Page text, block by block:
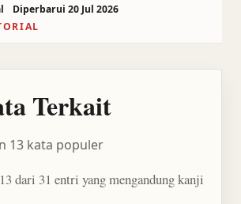
Diperbarui 20 Jul 2026
Terkait
13 kata populer
dari 31 entri yang mengandung kanji